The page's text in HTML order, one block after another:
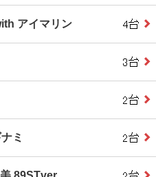
アイマリン
ミ